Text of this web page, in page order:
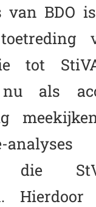
van BDO
tot
als
die
Hierdoor